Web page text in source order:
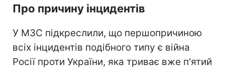
Про причину інцидентів
У МЗС підкреслили, що першопричиною
всіх інцидентів подібного типу є війна
Росії проти України, яка триває вже п'ятий